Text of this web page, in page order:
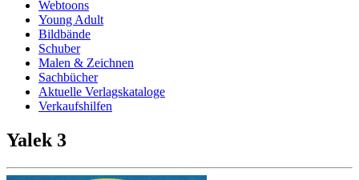
Webtoons
Young Adult
Bildbände
Schuber
Malen & Zeichnen
Sachbücher
Aktuelle Verlagskataloge
Verkaufshilfen
Yalek 3